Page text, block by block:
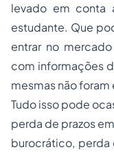
levado em conta
estudante. Que
entrar no
com informações
mesmas não
Tudo isso pode
perda de prazos
burocrático,